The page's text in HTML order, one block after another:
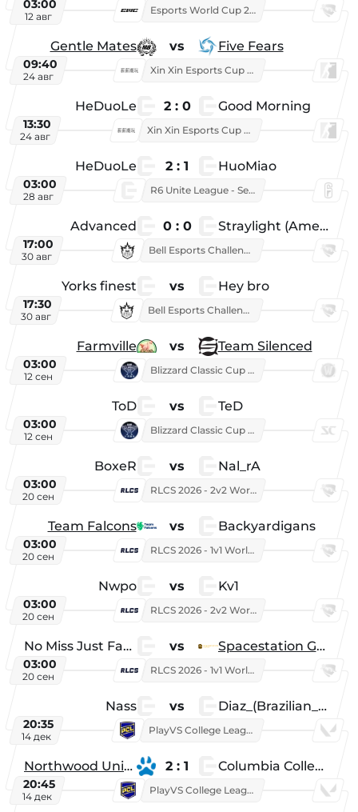
03:00
12 авг
Esports World Cup 2026
Gentle Mates vs Five Fears
09:40
24 авг
Xin Xin Esports Cup 2025
HeDuoLe 2 : 0 Good Morning
13:30
24 авг
Xin Xin Esports Cup 2026
HeDuoLe 2 : 1 HuoMiao
03:00
28 авг
R6 Unite League - Season 1
Advanced 0 : 0 Straylight (American team)
17:00
30 авг
Bell Esports Challenge 2026
Yorks finest vs Hey bro
17:30
30 авг
Bell Esports Challenge 2026
Farmville vs Team Silenced
03:00
12 сен
Blizzard Classic Cup 2026
ToD vs TeD
03:00
12 сен
Blizzard Classic Cup 2026
BoxeR vs Nal_rA
03:00
20 сен
RLCS 2026 - 2v2 World Championship
Team Falcons vs Backyardigans
03:00
20 сен
RLCS 2026 - 1v1 World Championship
Nwpo vs Kv1
03:00
20 сен
RLCS 2026 - 2v2 World Championship
No Miss Just Fake vs Spacestation Gaming
03:00
20 сен
RLCS 2026 - 1v1 World Championship
Nass vs Diaz_(Brazilian_Player)
20:35
14 дек
PlayVS College League 2025: Fall
Northwood University 2 : 1 Columbia College
20:45
14 дек
PlayVS College League 2025: Fall